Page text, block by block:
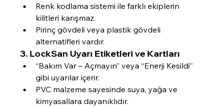
Renk kodlama sistemi ile farklı ekiplerin
kilitleri karışmaz.
Pirinç gövdeli veya plastik gövdeli
alternatifleri vardır.
3. LockSan Uyarı Etiketleri ve Kartları
“Bakım Var – Açmayın” veya “Enerji Kesildi”
gibi uyarılar içerir.
PVC malzeme sayesinde suya, yağa ve
kimyasallara dayanıklıdır.